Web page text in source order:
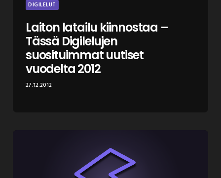
DIGILELUT
Laiton latailu kiinnostaa –
Tässä Digilelujen
suosituimmat uutiset
vuodelta 2012
27.12.2012